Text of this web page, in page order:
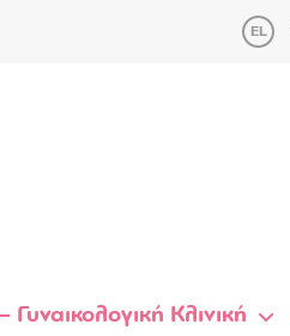
Γυναικολογική Κλινική